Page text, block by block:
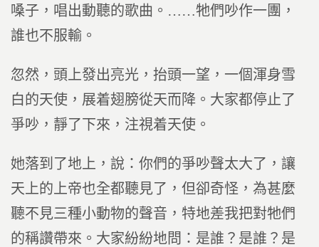
嗓子，唱出動聽的歌曲。……牠們吵作一團，
誰也不服輸。
忽然，頭上發出亮光，抬頭一望，一個渾身雪
白的天使，展着翅膀從天而降。大家都停止了
爭吵，靜了下來，注視着天使。
她落到了地上，說：你們的爭吵聲太大了，讓
天上的上帝也全都聽見了，但卻奇怪，為甚麼
聽不見三種小動物的聲音，特地差我把對牠們
的稱讚帶來。大家紛紛地問：是誰？是誰？是